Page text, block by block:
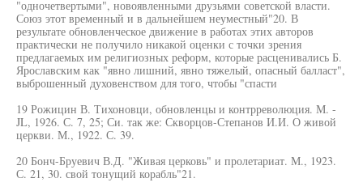
"одночетвертыми", новоявленными друзьями советской власти.
Союз этот временный и в дальнейшем неуместный"20. В
результате обновленческое движение в работах этих авторов
практически не получило никакой оценки с точки зрения
предлагаемых им религиозных реформ, которые расценивались Б.
Ярославским как "явно лишний, явно тяжелый, опасный балласт",
выброшенный духовенством для того, чтобы "спасти
19 Рожицин В. Тихоновци, обновленцы и контрреволюция. М. -
JL, 1926. С. 7, 25; Си. так же: Скворцов-Степанов И.И. О живой
церкви. М., 1922. С. 39.
20 Бонч-Бруевич В.Д. "Живая церковь" и пролетариат. М., 1923.
С. 21, 30. свой тонущий корабль"21.